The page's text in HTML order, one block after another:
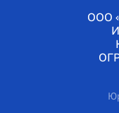
ООО